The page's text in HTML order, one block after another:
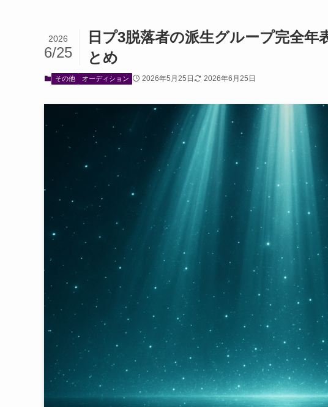
日プ3脱落者の派生グループ完全
とめ
2026
6/25
その他 オーディション 2026年5月25日 2026年6月25日